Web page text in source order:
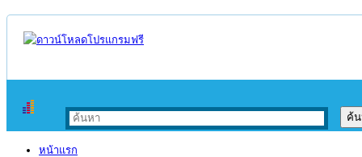
หน้าแรก